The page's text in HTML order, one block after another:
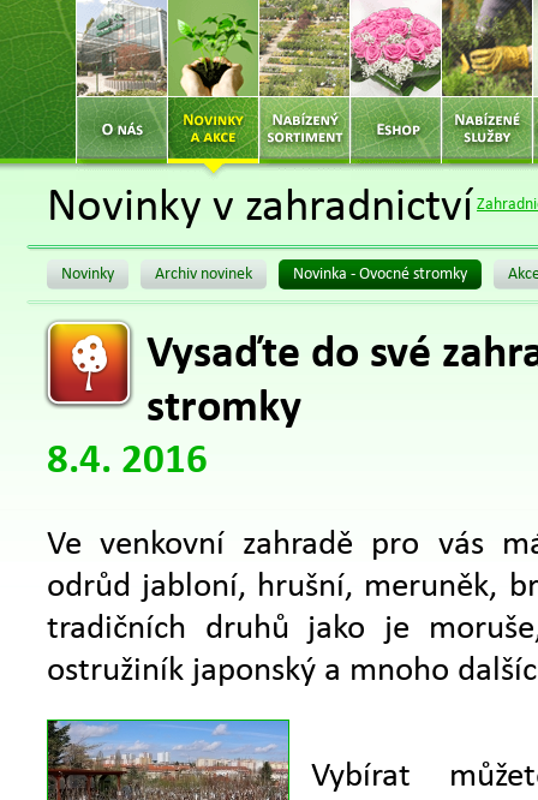
Novinky v zahradnictví
Novinky Archiv novinek Novinka - Ovocné stromky
Vysaďte do své
stromky
8.4. 2016
Ve venkovní zahradě pro vás
odrůd jabloní, hrušní, meruněk,
tradičních druhů jako je
ostružiník japonský a mnoho
Vybírat